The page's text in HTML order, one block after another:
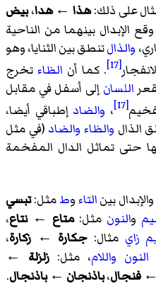
على ذلك:هذا←هدا،بيض
الإبدال بينهما من الناحية
والذالتنطق بين الثنايا، وهو
[17] . كما أن الظاء تخرج
اللسان إلى أسفل في مقابل
[17] ، والضاد إطباقي أيضا،
الذال والظاء والضاد(في مثل
تماثل الدال المفخمة
بينالتاء وطمثل:تبسي
والنون مثل:متاع ←نتاع،
زاي مثال: جكارة ← زكارة،
النون واللام، مثل:زلزلة ←
← فنجال،باذنجان ←باذنجال.